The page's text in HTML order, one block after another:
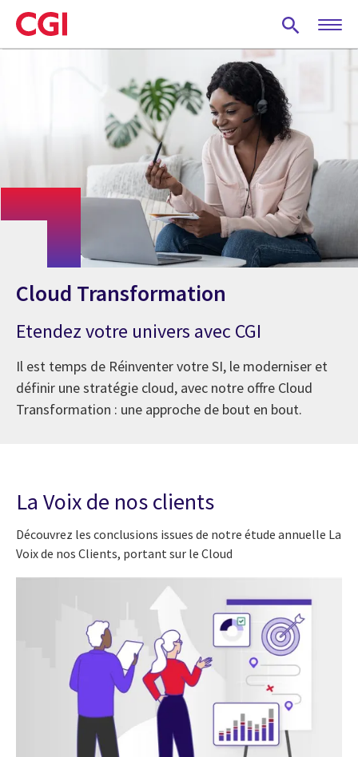
Skip
to
main
Cloud Transformation
Etendez votre univers avec CGI
Il est temps de Réinventer votre SI, le moderniser et
définir une stratégie cloud, avec notre offre Cloud
Transformation : une approche de bout en bout.
La Voix de nos clients
Découvrez les conclusions issues de notre étude annuelle La
Voix de nos Clients, portant sur le Cloud